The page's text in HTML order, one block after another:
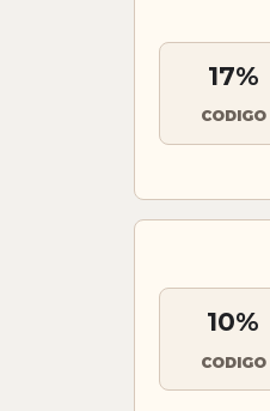
17%
CODIGO
10%
CODIGO